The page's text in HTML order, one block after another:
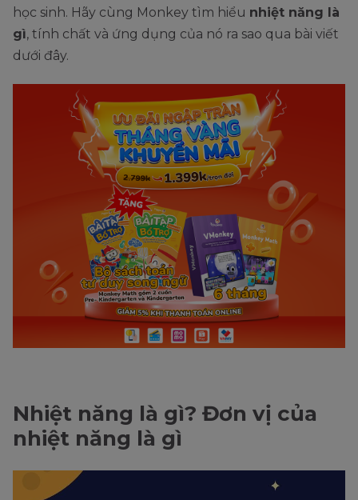
học sinh. Hãy cùng Monkey tìm hiểu nhiệt năng là
gì, tính chất và ứng dụng của nó ra sao qua bài viết
dưới đây.
Nhiệt năng là gì? Đơn vị của
nhiệt năng là gì